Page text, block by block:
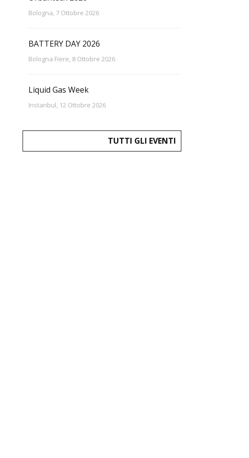
Bologna, 7 Ottobre 2026
BATTERY DAY 2026
Bologna Fiere, 8 Ottobre 2026
Liquid Gas Week
Instanbul, 12 Ottobre 2026
TUTTI GLI EVENTI